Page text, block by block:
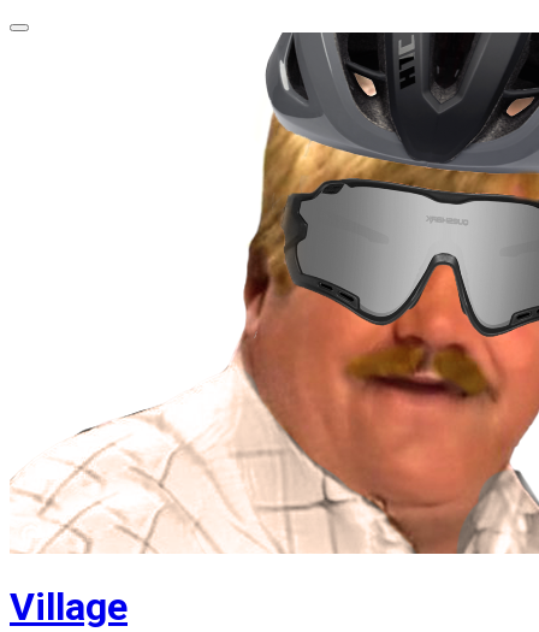
Village